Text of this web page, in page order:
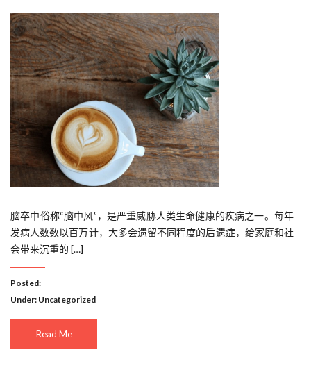
脑卒中俗称“脑中风”，是严重威胁人类生命健康的疾病之一。每年
发病人数数以百万计，大多会遗留不同程度的后遗症，给家庭和社
会带来沉重的 […]
Posted:
Under: Uncategorized
Read Me